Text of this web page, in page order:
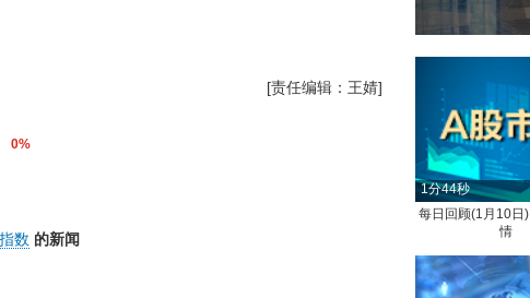
[责任编辑：王婧]
0%
数 的新闻
1分44秒
每日回顾(1月10日
情